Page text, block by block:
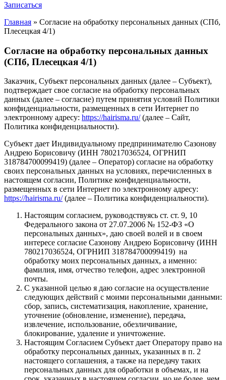
Записаться
Главная » Согласие на обработку персональных данных (СПб,
Плесецкая 4/1)
Согласие на обработку персональных данных
(СПб, Плесецкая 4/1)
Заказчик, Субъект персональных данных (далее – Субъект),
подтверждает свое согласие на обработку персональных
данных (далее – согласие) путем принятия условий Политики
конфиденциальности, размещенных в сети Интернет по
электронному адресу: https://hairisma.ru/(далее – Сайт,
Политика конфиденциальности).
Субъект дает Индивидуальному предпринимателю Сазонову
Андрею Борисовичу (ИНН 780217036524, ОГРНИП
318784700099419) (далее – Оператор) согласие на обработку
своих персональных данных на условиях, перечисленных в
настоящем согласии, Политике конфиденциальности,
размещенных в сети Интернет по электронному адресу:
https://hairisma.ru/(далее – Политика конфиденциальности).
Настоящим согласием, руководствуясь ст. ст. 9, 10
Федерального закона от 27.07.2006 № 152-ФЗ «О
персональных данных», даю своей волей и в своем
интересе согласие Сазонову Андрею Борисовичу (ИНН
780217036524, ОГРНИП 318784700099419) на
обработку моих персональных данных, а именно:
фамилия, имя, отчество телефон, адрес электронной
почты.
С указанной целью я даю согласие на осуществление
следующих действий с моими персональными данными:
сбор, запись, систематизация, накопление, хранение,
уточнение (обновление, изменение), передача,
извлечение, использование, обезличивание,
блокирование, удаление и уничтожение.
Настоящим Согласием Субъект дает Оператору право на
обработку персональных данных, указанных в п. 2
настоящего соглашения, а также на передачу таких
персональных данных для обработки в объемах, и на